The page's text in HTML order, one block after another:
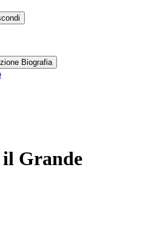
Biografia
Grande